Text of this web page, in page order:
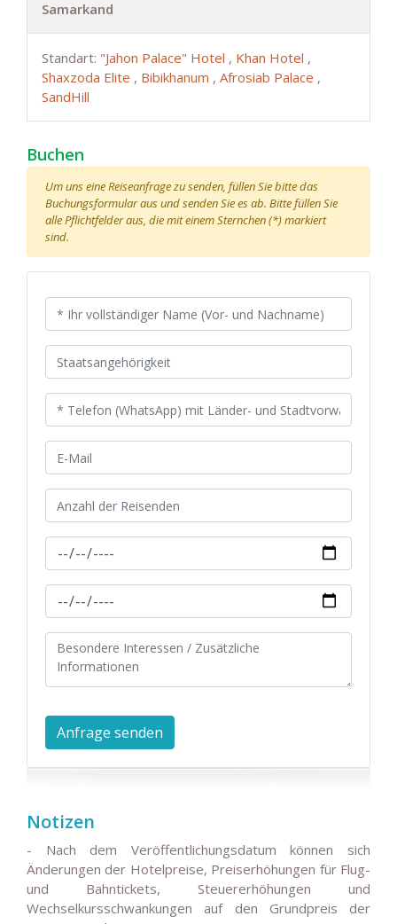
Samarkand
Standart: "Jahon Palace" Hotel , Khan Hotel ,
Shaxzoda Elite , Bibikhanum , Afrosiab Palace ,
SandHill
Buchen
Um uns eine Reiseanfrage zu senden, füllen Sie bitte das
Buchungsformular aus und senden Sie es ab. Bitte füllen Sie
alle Pflichtfelder aus, die mit einem Sternchen (*) markiert
sind.
Notizen
- Nach dem Veröffentlichungsdatum können sich
Änderungen der Hotelpreise, Preiserhöhungen für Flug-
und Bahntickets, Steuererhöhungen und
Wechselkursschwankungen auf den Grundpreis der